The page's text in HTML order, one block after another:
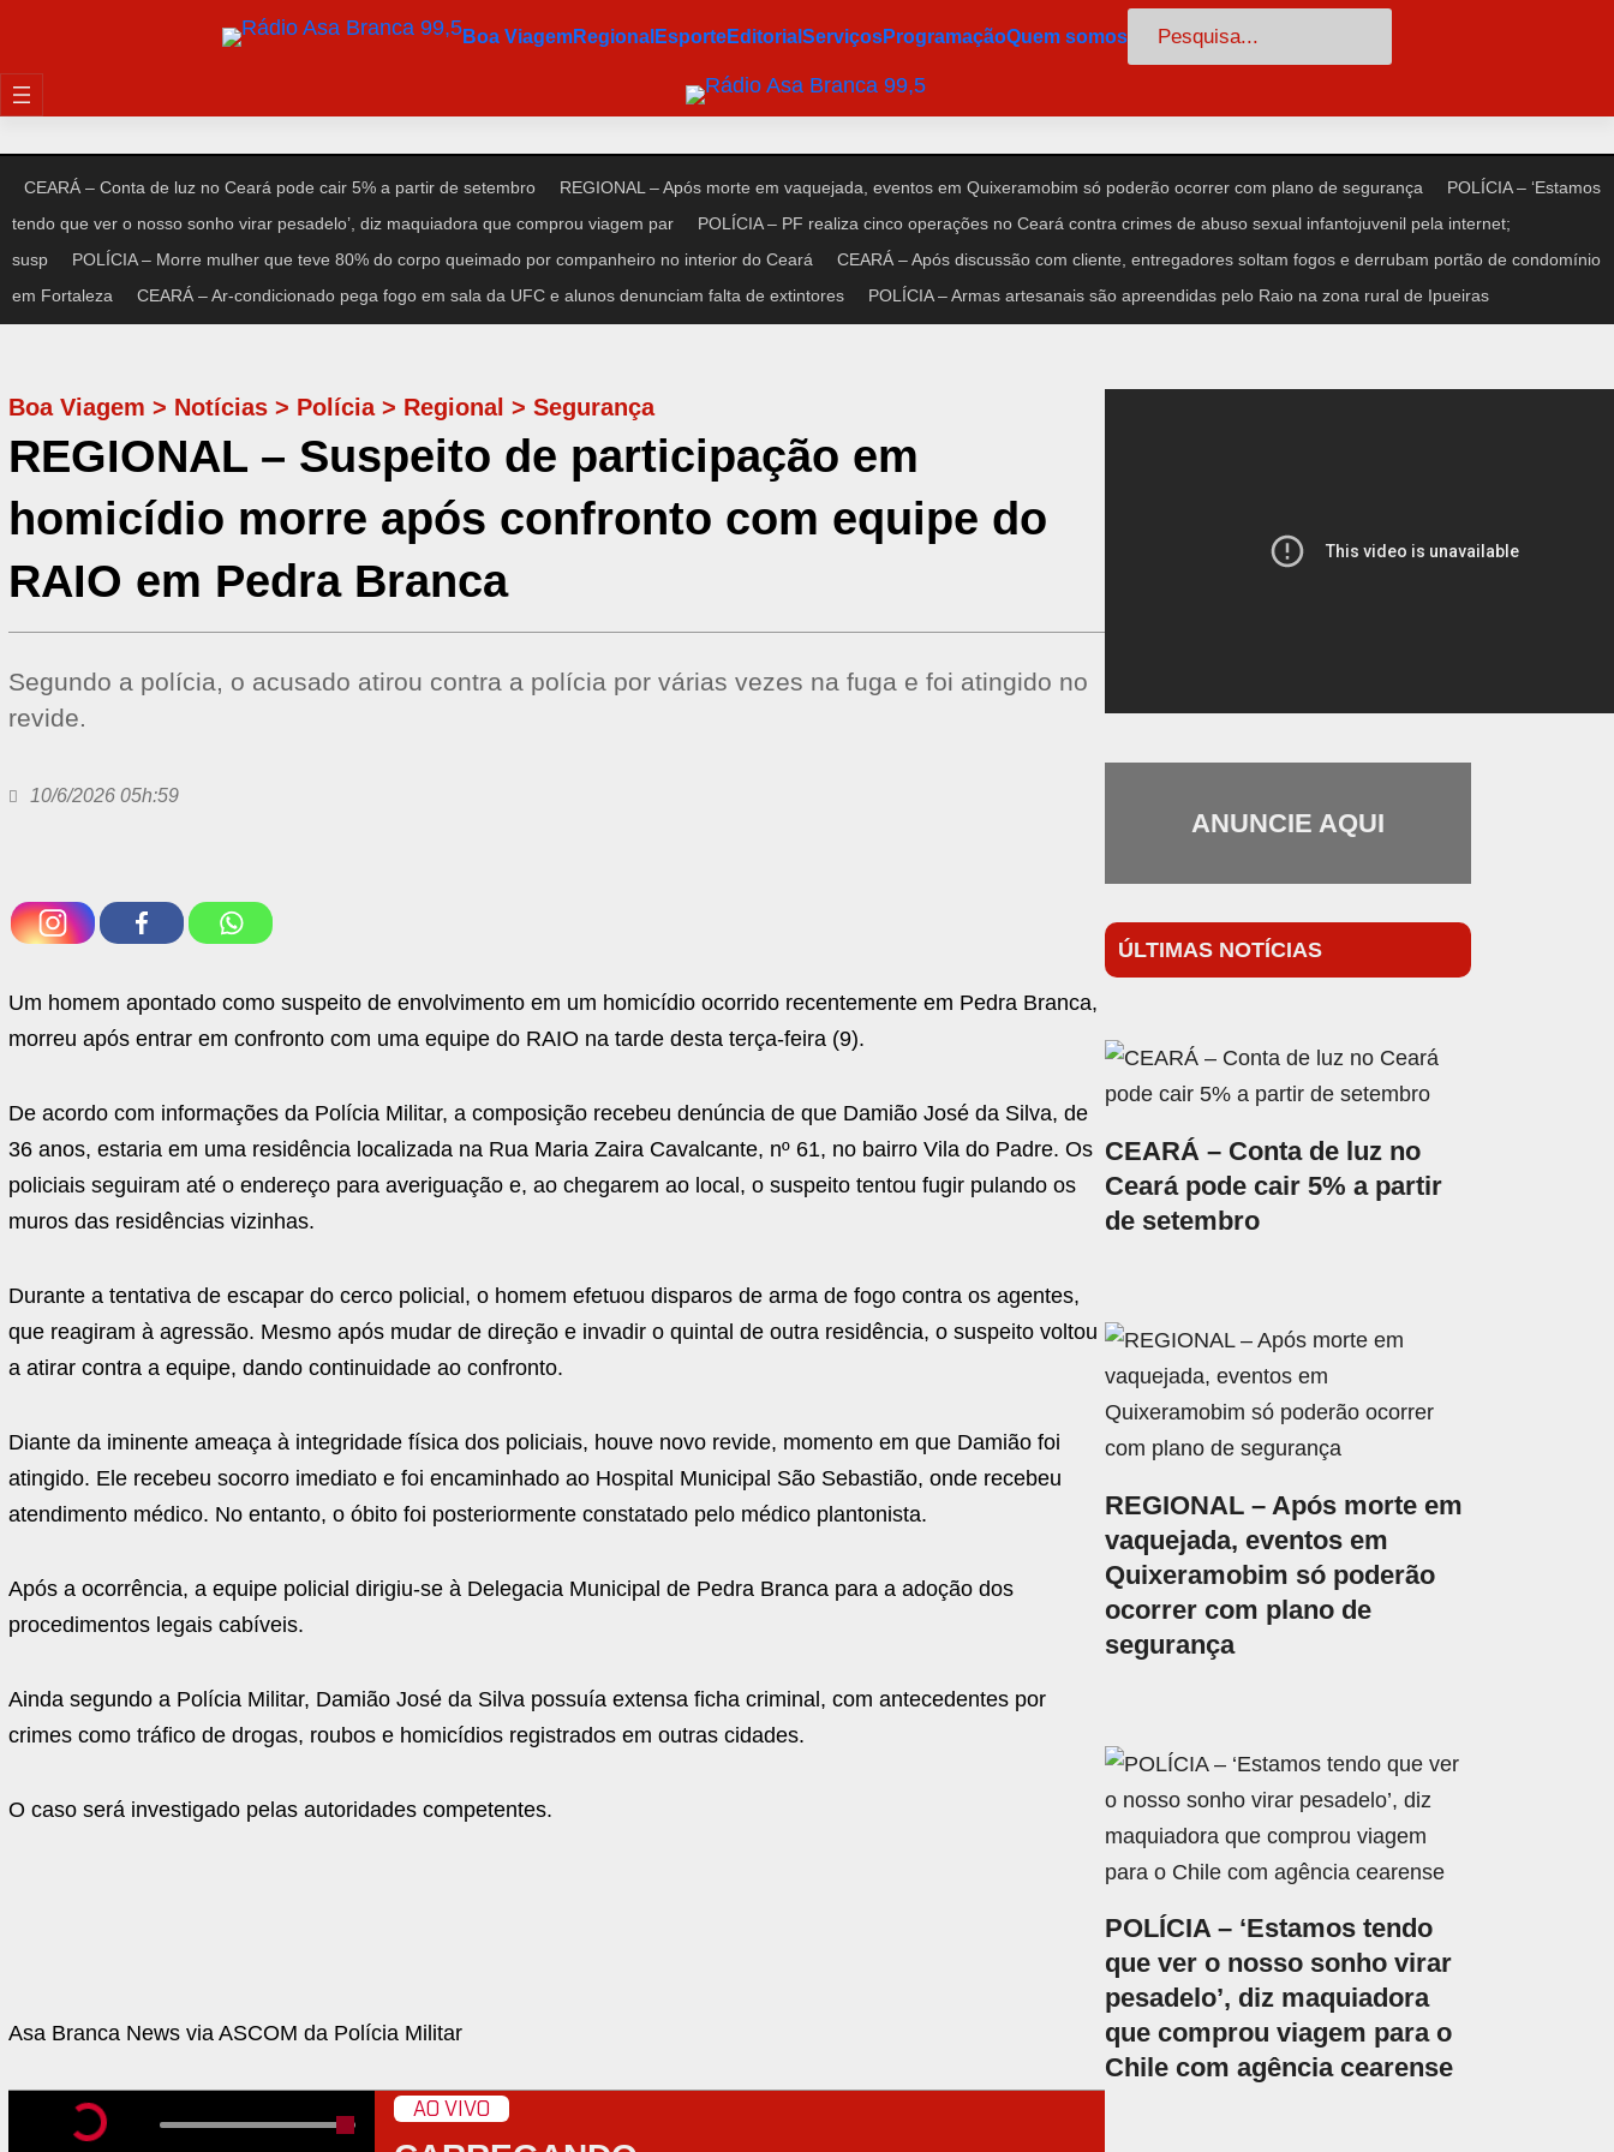
Boa ViagemRegional EsporteEditorial ServiçosProgramaçãoQuem somos Pesquisar
CEARÁ – Conta de luz no Ceará pode cair 5% a partir de setembro REGIONAL – Após morte em vaquejada, eventos em Quixeramobim só poderão ocorrer com plano de segurança
POLÍCIA – ‘Estamos
tendo que ver o nosso sonho virar pesadelo’, diz maquiadora que comprou viagem par
POLÍCIA – PF realiza cinco operações no Ceará contra crimes de abuso sexual infantojuvenil pela internet;
susp
POLÍCIA – Morre mulher que teve 80% do corpo queimado por companheiro no interior do Ceará
CEARÁ – Após discussão com cliente, entregadores soltam fogos e derrubam portão de condomínio
em Fortaleza
CEARÁ – Ar-condicionado pega fogo em sala da UFC e alunos denunciam falta de extintores POLÍCIA – Armas artesanais são apreendidas pelo Raio na zona rural de Ipueiras
Boa Viagem > Notícias > Polícia> Regional >Segurança
REGIONAL – Suspeito de participação em
homicídio morre após confronto com equipe do
RAIO em Pedra Branca
Segundo a polícia, o acusado atirou contra a polícia por várias vezes na fuga e foi atingido no
revide.
10/6/2026 05h:59
Um homem apontado como suspeito de envolvimento em um homicídio ocorrido recentemente em Pedra Branca,
morreu após entrar em confronto com uma equipe do RAIO na tarde desta terça-feira (9).
De acordo com informações da Polícia Militar, a composição recebeu denúncia de que Damião José da Silva, de
36 anos, estaria em uma residência localizada na Rua Maria Zaira Cavalcante, nº 61, no bairro Vila do Padre. Os
policiais seguiram até o endereço para averiguação e, ao chegarem ao local, o suspeito tentou fugir pulando os
muros das residências vizinhas.
Durante a tentativa de escapar do cerco policial, o homem efetuou disparos de arma de fogo contra os agentes,
que reagiram à agressão. Mesmo após mudar de direção e invadir o quintal de outra residência, o suspeito voltou
a atirar contra a equipe, dando continuidade ao confronto.
Diante da iminente ameaça à integridade física dos policiais, houve novo revide, momento em que Damião foi
atingido. Ele recebeu socorro imediato e foi encaminhado ao Hospital Municipal São Sebastião, onde recebeu
atendimento médico. No entanto, o óbito foi posteriormente constatado pelo médico plantonista.
Após a ocorrência, a equipe policial dirigiu-se à Delegacia Municipal de Pedra Branca para a adoção dos
procedimentos legais cabíveis.
Ainda segundo a Polícia Militar, Damião José da Silva possuía extensa ficha criminal, com antecedentes por
crimes como tráfico de drogas, roubos e homicídios registrados em outras cidades.
O caso será investigado pelas autoridades competentes.
Asa Branca News via ASCOM da Polícia Militar
AO VIVO
ANUNCIE AQUI
ÚLTIMAS NOTÍCIAS
CEARÁ – Conta de luz no
Ceará pode cair 5% a partir
de setembro
REGIONAL – Após morte em
vaquejada, eventos em
Quixeramobim só poderão
ocorrer com plano de
segurança
POLÍCIA – ‘Estamos tendo
que ver o nosso sonho virar
pesadelo’, diz maquiadora
que comprou viagem para o
Chile com agência cearense